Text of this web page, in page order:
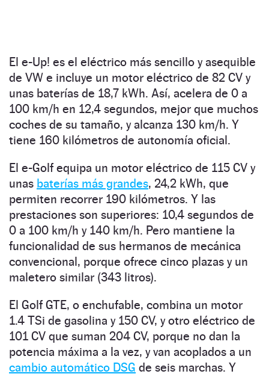
El e-Up! es el eléctrico más sencillo y asequible
de VW e incluye un motor eléctrico de 82 CV y
unas baterías de 18,7 kWh. Así, acelera de 0 a
100 km/h en 12,4 segundos, mejor que muchos
coches de su tamaño, y alcanza 130 km/h. Y
tiene 160 kilómetros de autonomía oficial.
El e-Golf equipa un motor eléctrico de 115 CV y
unas baterías más grandes, 24,2 kWh, que
permiten recorrer 190 kilómetros. Y las
prestaciones son superiores: 10,4 segundos de
0 a 100 km/h y 140 km/h. Pero mantiene la
funcionalidad de sus hermanos de mecánica
convencional, porque ofrece cinco plazas y un
maletero similar (343 litros).
El Golf GTE, o enchufable, combina un motor
1.4 TSi de gasolina y 150 CV, y otro eléctrico de
101 CV que suman 204 CV, porque no dan la
potencia máxima a la vez, y van acoplados a un
cambio automático DSG de seis marchas. Y